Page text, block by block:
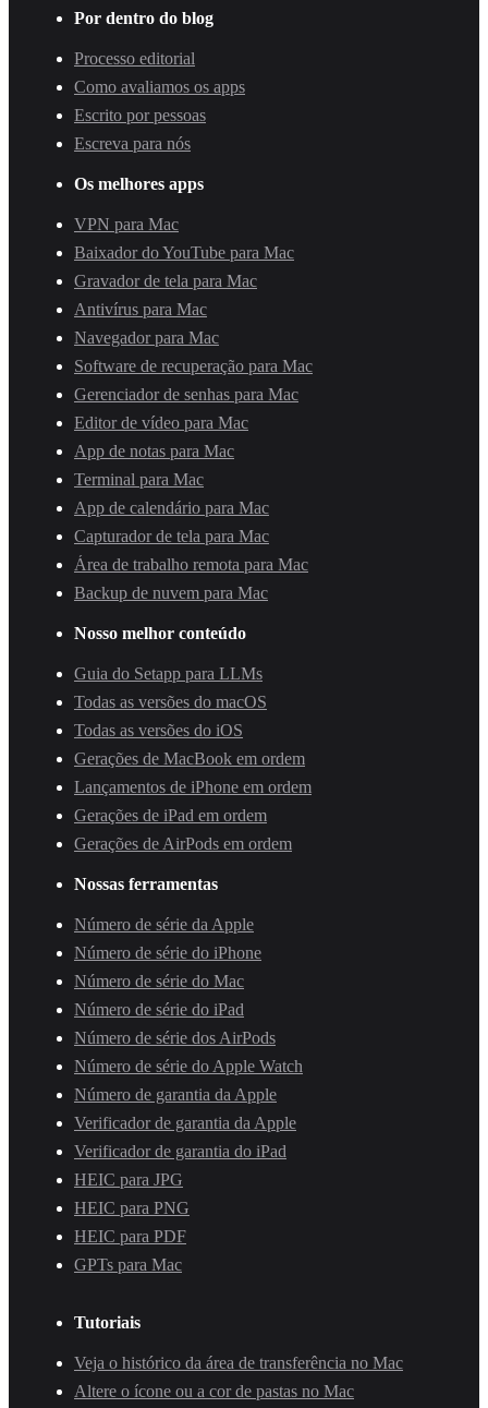
Por dentro do blog
Processo editorial
Como avaliamos os apps
Escrito por pessoas
Escreva para nós
Os melhores apps
VPN para Mac
Baixador do YouTube para Mac
Gravador de tela para Mac
Antivírus para Mac
Navegador para Mac
Software de recuperação para Mac
Gerenciador de senhas para Mac
Editor de vídeo para Mac
App de notas para Mac
Terminal para Mac
App de calendário para Mac
Capturador de tela para Mac
Área de trabalho remota para Mac
Backup de nuvem para Mac
Nosso melhor conteúdo
Guia do Setapp para LLMs
Todas as versões do macOS
Todas as versões do iOS
Gerações de MacBook em ordem
Lançamentos de iPhone em ordem
Gerações de iPad em ordem
Gerações de AirPods em ordem
Nossas ferramentas
Número de série da Apple
Número de série do iPhone
Número de série do Mac
Número de série do iPad
Número de série dos AirPods
Número de série do Apple Watch
Número de garantia da Apple
Verificador de garantia da Apple
Verificador de garantia do iPad
HEIC para JPG
HEIC para PNG
HEIC para PDF
GPTs para Mac
Tutoriais
Veja o histórico da área de transferência no Mac
Altere o ícone ou a cor de pastas no Mac